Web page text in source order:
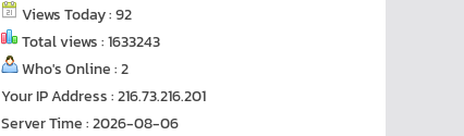
Views Today : 92
Total views : 1633243
Who's Online : 2
Your IP Address : 216.73.216.201
Server Time : 2026-08-06